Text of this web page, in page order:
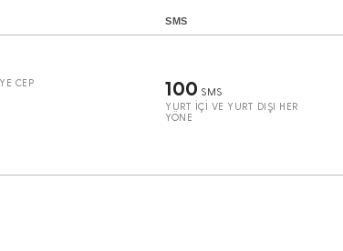
SMS
CEP
100 SMS
YURT İÇİ VE YURT DIŞI HER
YÖNE